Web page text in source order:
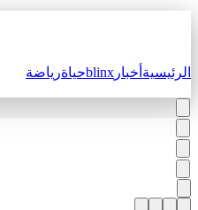
الرئيسيةأخبارblinxحياةرياضة